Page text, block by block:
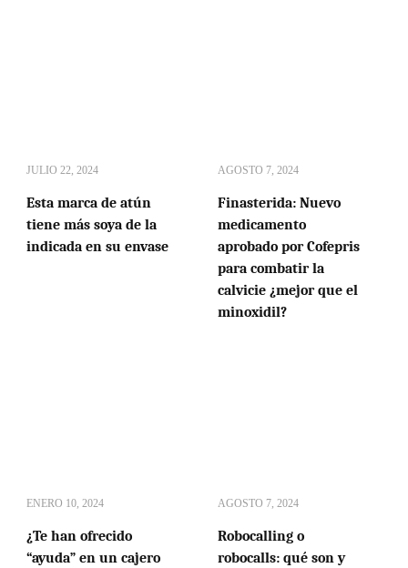
JULIO 22, 2024
Esta marca de atún
tiene más soya de la
indicada en su envase
AGOSTO 7, 2024
Finasterida: Nuevo
medicamento
aprobado por Cofepris
para combatir la
calvicie ¿mejor que el
minoxidil?
ENERO 10, 2024
¿Te han ofrecido
“ayuda” en un cajero
AGOSTO 7, 2024
Robocalling o
robocalls: qué son y